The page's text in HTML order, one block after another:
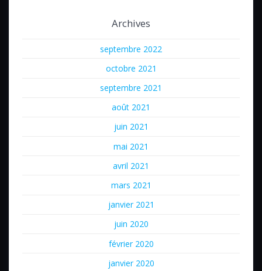
Archives
septembre 2022
octobre 2021
septembre 2021
août 2021
juin 2021
mai 2021
avril 2021
mars 2021
janvier 2021
juin 2020
février 2020
janvier 2020